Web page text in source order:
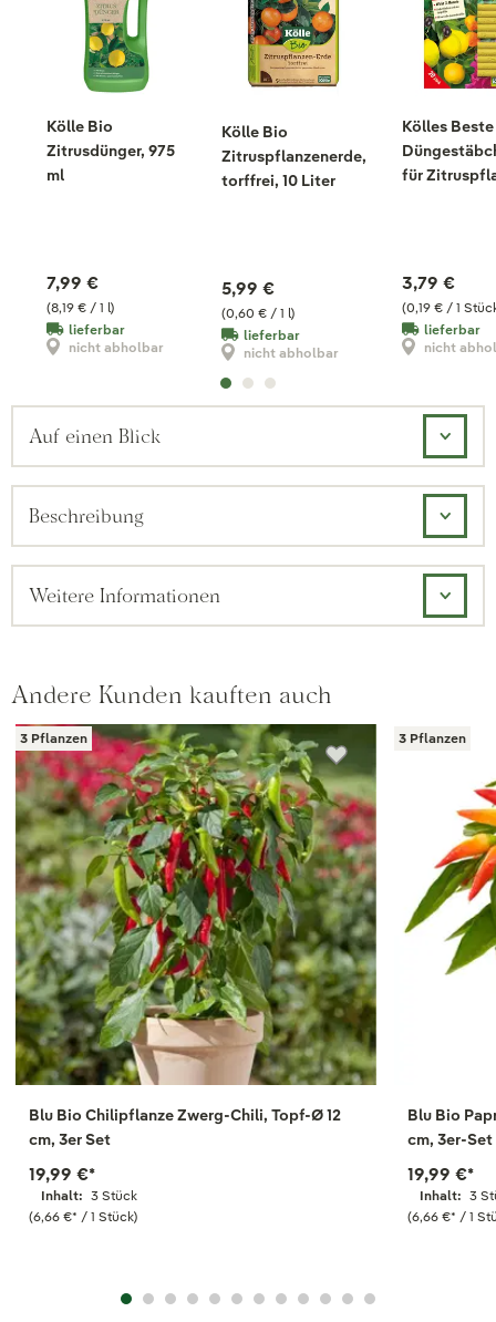
Kölle Bio
Zitrusdünger, 975
ml
(8,19 € / 1 l)
7,99 €
lieferbar
nicht abholbar
Kölle Bio
Zitruspflanzenerde,
torffrei, 10 Liter
(0,60 € / 1 l)
5,99 €
lieferbar
nicht abholbar
Kölles Beste
für
(0,19 € / 1
3,79 €
lieferbar
nicht
Auf einen Blick
Beschreibung
Weitere Informationen
Andere Kunden kauften auch
3 Pflanzen
Blu Bio Chilipflanze Zwerg-Chili, Topf-Ø 12
cm, 3er Set
Inhalt: 3 Stück
(6,66 €* / 1 Stück)
19,99 €*
3 Pflanzen
Blu Bio
cm, 3er-Set
Inhalt: 3
(6,66 €* / 1
19,99 €*